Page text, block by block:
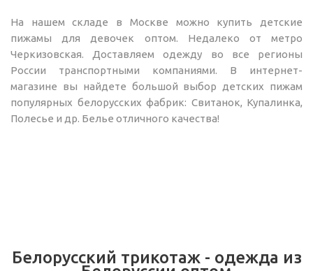
На нашем складе в Москве можно купить детские
пижамы для девочек оптом. Недалеко от метро
Черкизовская. Доставляем одежду во все регионы
России транспортными компаниями. В интернет-
магазине вы найдете большой выбор детских пижам
популярных белорусских фабрик: Свитанок, Купалинка,
Полесье и др. Белье отличного качества!
Белорусский трикотаж - одежда из